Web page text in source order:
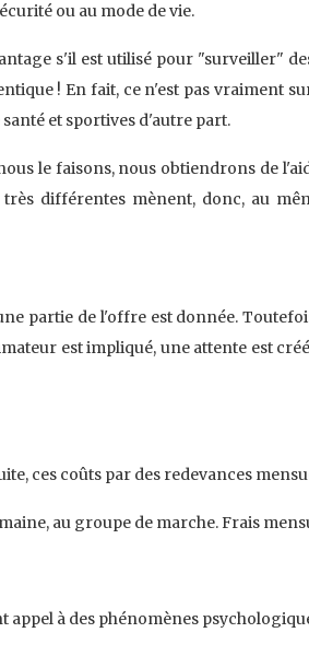
ou au mode de vie.
s'il est utilisé pour "surveiller"
! En fait, ce n'est pas vraiment
et sportives d'autre part.
le faisons, nous obtiendrons de
différentes mènent, donc, au
partie de l'offre est donnée.
est impliqué, une attente est
ces coûts par des redevances
au groupe de marche. Frais
à des phénomènes